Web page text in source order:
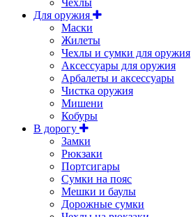
Чехлы
Для оружия
Маски
Жилеты
Чехлы и сумки для оружия
Аксессуары для оружия
Арбалеты и аксессуары
Чистка оружия
Мишени
Кобуры
В дорогу
Замки
Рюкзаки
Портсигары
Сумки на пояс
Мешки и баулы
Дорожные сумки